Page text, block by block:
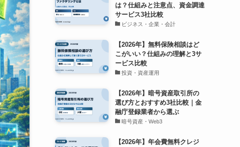
は？仕組みと注意点、資金調達
サービス3社比較
ビジネス・企業・会計
【2026年】無料保険相談はど
こがいい？仕組みの理解と3サ
ービス比較
投資・資産運用
【2026年】暗号資産取引所の
選び方とおすすめ3社比較｜金
融庁登録業者から選ぶ
暗号資産・Web3
【2026年】年会費無料クレジ